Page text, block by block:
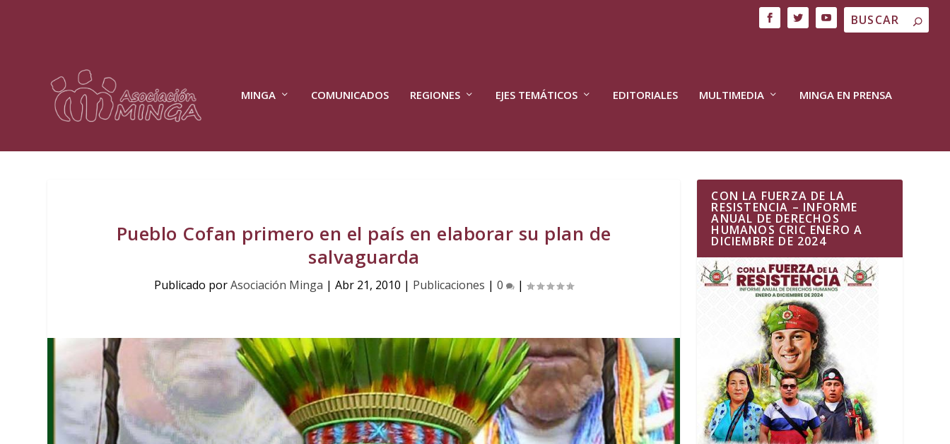
MINGA COMUNICADOS REGIONES EJES TEMÁTICOS EDITORIALES MULTIMEDIA MINGA EN PRENSA
Pueblo Cofan primero en el país en elaborar su plan de
salvaguarda
Publicado porAsociación Minga |Abr 21, 2010 | Publicaciones |0 |
CON LA FUERZA DE LA
RESISTENCIA – INFORME
ANUAL DE DERECHOS
HUMANOS CRIC ENERO A
DICIEMBRE DE 2024